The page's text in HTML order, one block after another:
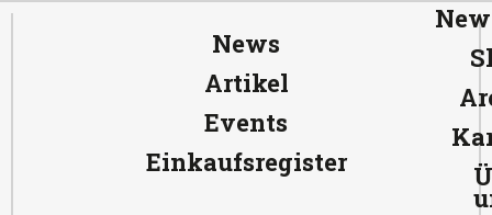
News
Artikel
Events
Einkaufsregister